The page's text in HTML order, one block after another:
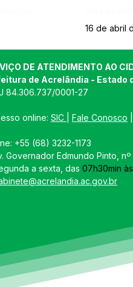
16 de abril
DE ATENDIMENTO AO
de Acrelândia - Estado
84.306.737/0001-27
online: SIC Fale Conosco
+55 (68) 3232-1173
Governador Edmundo Pinto,
a sexta, das 07h30min